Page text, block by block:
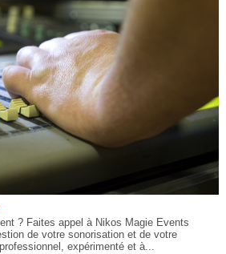
? Faites appel à Nikos Magie Events
de votre sonorisation et de votre
expérimenté et à...